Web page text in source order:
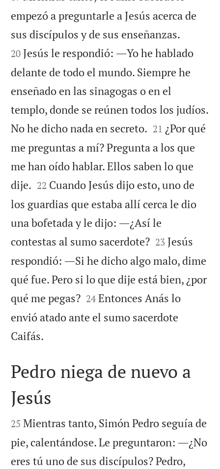
empezó a preguntarle a Jesús acerca de
sus discípulos y de sus enseñanzas.
20 Jesús le respondió: ―Yo he hablado
delante de todo el mundo. Siempre he
enseñado en las sinagogas o en el
templo, donde se reúnen todos los judíos.
No he dicho nada en secreto. 

21 ¿Por qué
me preguntas a mí? Pregunta a los que
me han oído hablar. Ellos saben lo que
dije. 

22 Cuando Jesús dijo esto, uno de
los guardias que estaba allí cerca le dio
una bofetada y le dijo: ―¿Así le
contestas al sumo sacerdote?
23 Jesús
respondió: ―Si he dicho algo malo, dime
qué fue. Pero si lo que dije está bien, ¿por
qué me pegas?
24 Entonces Anás lo
envió atado ante el sumo sacerdote
Caifás.

Pedro niega de nuevo a
Jesús

25 Mientras tanto, Simón Pedro seguía de
pie, calentándose. Le preguntaron: ―¿No
eres tú uno de sus discípulos? Pedro,